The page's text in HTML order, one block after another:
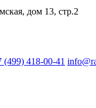
дом 13, стр.2
(499) 418-00-41